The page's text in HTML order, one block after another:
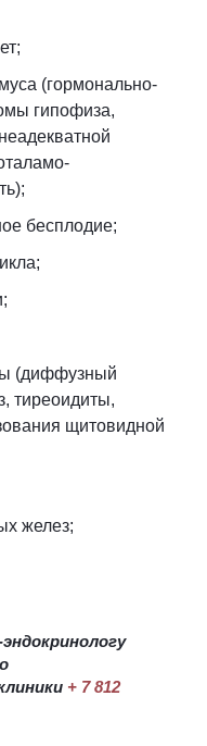
(гормонально-
гипофиза,
);
бесплодие;
;
(диффузный
тиреоидиты,
щитовидной
желез;
+ 7 812